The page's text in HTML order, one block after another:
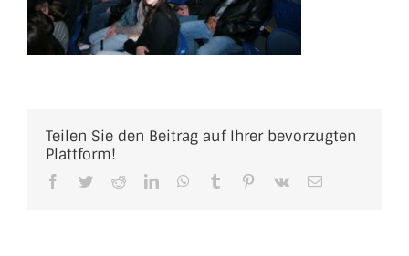
Teilen Sie den Beitrag auf Ihrer bevorzugten
Plattform!
Facebook
TwitterRedditLinkedInWhatsApp
Tumblr Pinterest
Vk
E-